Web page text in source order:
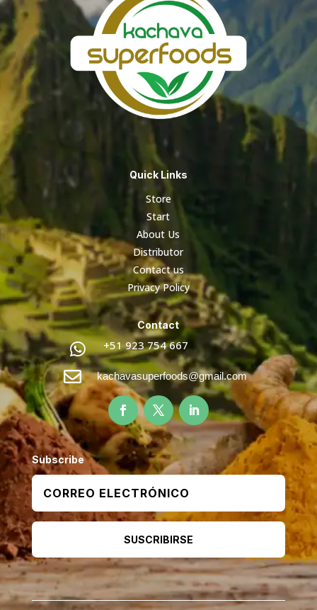
Quick Links
Store
Start
About Us
Distributor
Contact us
Privacy Policy
Contact
 +51 923 754 667
 kachavasuperfoods@gmail.com
Subscribe
SUSCRIBIRSE